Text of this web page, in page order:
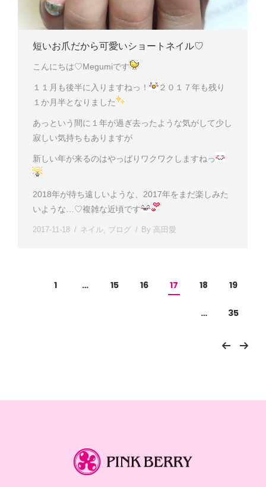
短いお爪だから可愛いショートネイル♡
こんにちは♡Megumiです
１１月も後半に入りますねっ！
２０１７年も残り
１か月半となりました
あっという間に１年が過ぎ去ったような気がして少し
寂しい気持ちもありますが
新しい年が来るのはやっぱりワクワクしますねっ
2018年が待ち遠しいような、2017年をまだ楽しみた
いような…♡複雑な近頃です
2017-11-18 ネイル, ブログ By 高田愛
1 … 15 16 17 18 19
… 35